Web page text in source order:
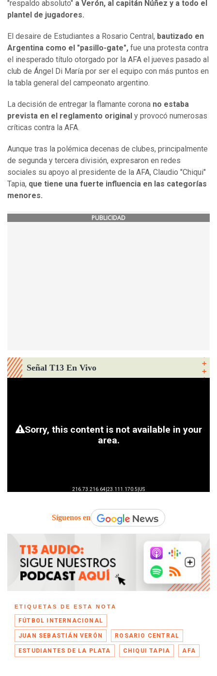
"respaldo absoluto" a Verón, al capitán Núñez y a todo el
plantel de jugadores.
El desaire de Estudiantes a Rosario Central, bautizado en
Argentina como el "pasillo-gate", fue una protesta contra
el inesperado título otorgado por la AFA el jueves pasado al
club de Ángel Di María por ser el equipo con más puntos en
la tabla general del campeonato argentino.
La decisión de entregar la flamante corona no estaba
prevista en el reglamento original y provocó numerosas
críticas contra la AFA.
Aunque tras la polémica decenas de clubes, principalmente
de segunda y tercera división, expresaron en redes
sociales su apoyo al presidente de la AFA, Claudio "Chiqui"
Tapia, que tiene una fuerte influencia en las categorías
menores.
PUBLICIDAD
Señal T13 En Vivo
Síguenos en
ETIQUETAS DE ESTA NOTA
FÚTBOL INTERNACIONAL
JUAN SEBASTIÁN VERÓN ROSARIO CENTRAL
ESTUDIANTES DE LA PLATA CHIQUI TAPIA AFA